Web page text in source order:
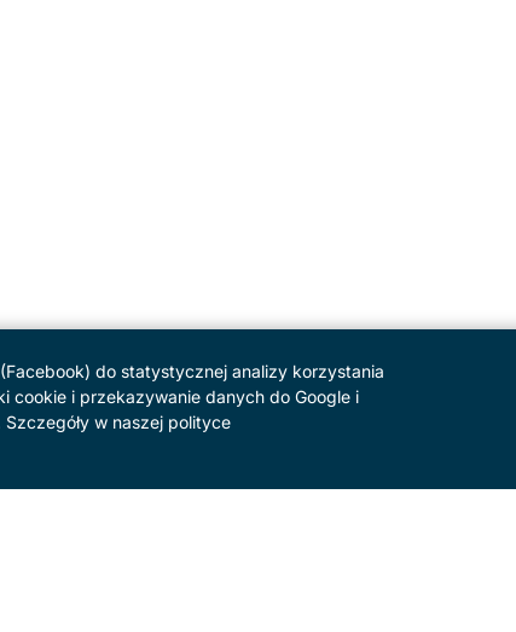
SERWIS
do statystycznej analizy korzystania
cookie i przekazywanie danych do Google i
w naszej polityce